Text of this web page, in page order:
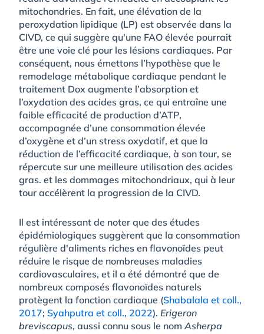
mitochondries. En fait, une élévation de la
peroxydation lipidique (LP) est observée dans la
CIVD, ce qui suggère qu'une FAO élevée pourrait
être une voie clé pour les lésions cardiaques. Par
conséquent, nous émettons l’hypothèse que le
remodelage métabolique cardiaque pendant le
traitement Dox augmente l’absorption et
l’oxydation des acides gras, ce qui entraîne une
faible efficacité de production d’ATP,
accompagnée d’une consommation élevée
d’oxygène et d’un stress oxydatif, et que la
réduction de l’efficacité cardiaque, à son tour, se
répercute sur une meilleure utilisation des acides
gras. et les dommages mitochondriaux, qui à leur
tour accélèrent la progression de la CIVD.
Il est intéressant de noter que des études
épidémiologiques suggèrent que la consommation
régulière d'aliments riches en flavonoïdes peut
réduire le risque de nombreuses maladies
cardiovasculaires, et il a été démontré que de
nombreux composés flavonoïdes naturels
protègent la fonction cardiaque (Shabalala et coll.,
2017;Syahputra et coll., 2022). Erigeron
breviscapus, aussi connu sous le nomAsherpa